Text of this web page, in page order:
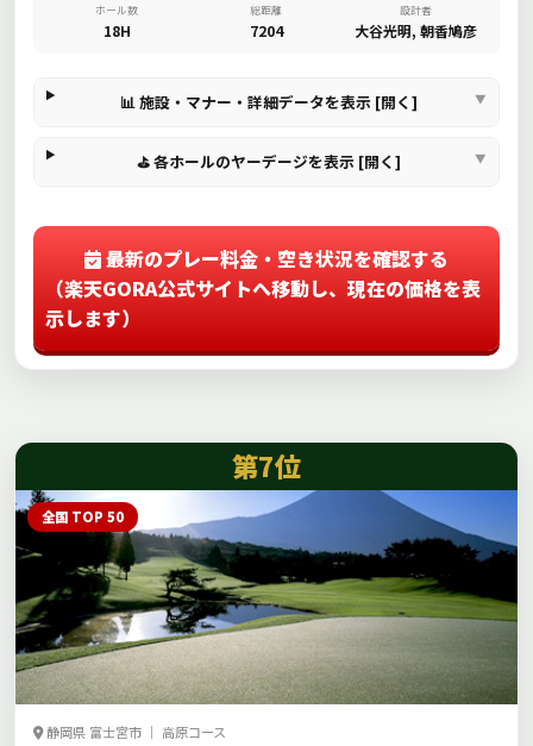
ホール数
18H
総距離
7204
設計者
大谷光明, 朝香鳩彦
📊 施設・マナー・詳細データを表示 [開く]
⛳ 各ホールのヤーデージを表示 [開く]
最新のプレー料金・空き状況を確認する
（楽天GORA公式サイトへ移動し、現在の価格を表
示します）
第7位
全国 TOP 50
静岡県 富士宮市 ｜ 高原コース